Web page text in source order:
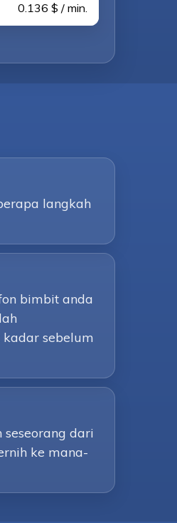
0.136 $ / min.
langkah
bimbit anda
sebelum
dari
ke mana-